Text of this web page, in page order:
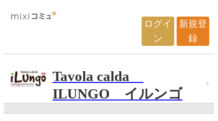
ログイ
ン
新規登
録
Tavola calda
ILUNGO イルンゴ